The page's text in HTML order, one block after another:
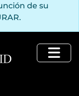
de su